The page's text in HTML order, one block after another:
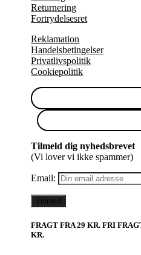
Returnering
Fortrydelsesret
Reklamation
Handelsbetingelser
Privatlivspolitik
Cookiepolitik
Tilmeld dig nyhedsbrevet
(Vi lover vi ikke spammer)
Email:
FRAGT FRA 29 KR. FRI
KR.